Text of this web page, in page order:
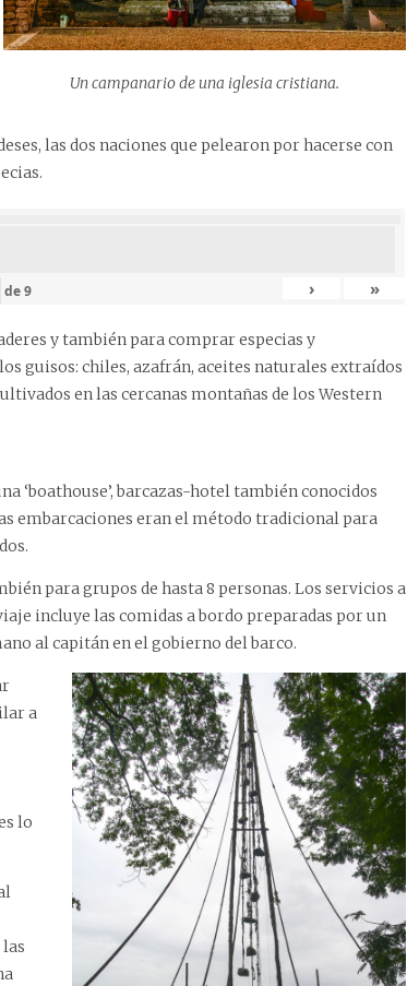
Un campanario de una iglesia cristiana.
las dos naciones que pelearon por hacerse con
de9 › »
y también para comprar especias y
guisos: chiles, azafrán, aceites naturales extraídos
en las cercanas montañas de los Western
‘boathouse’, barcazas-hotel también conocidos
embarcaciones eran el método tradicional para
para grupos de hasta 8 personas. Los servicios a
incluye las comidas a bordo preparadas por un
al capitán en el gobierno del barco.
a
lo